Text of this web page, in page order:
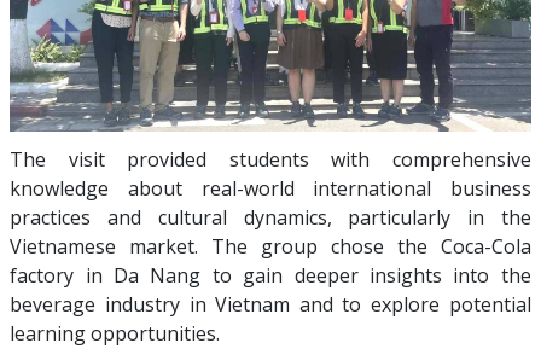
The visit provided students with comprehensive
knowledge about real-world international business
practices and cultural dynamics, particularly in the
Vietnamese market. The group chose the Coca-Cola
factory in Da Nang to gain deeper insights into the
beverage industry in Vietnam and to explore potential
learning opportunities.